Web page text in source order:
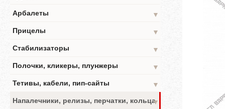
Арбалеты
▼
Прицелы
▼
Стабилизаторы
▼
Полочки, кликеры, плунжеры
▼
Тетивы, кабели, пип-сайты
▼
Напалечники, релизы, перчатки, кольца▼